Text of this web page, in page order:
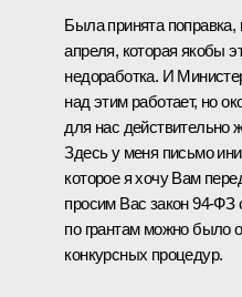
Была принята поправка,
апреля, которая якобы
недоработка. И
над этим работает, но
для нас действительно
Здесь у меня письмо
которое я хочу Вам
просим Вас закон 94-ФЗ
по грантам можно было
конкурсных процедур.